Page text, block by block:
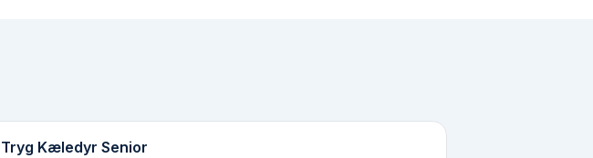
Tryg Kæledyr Senior